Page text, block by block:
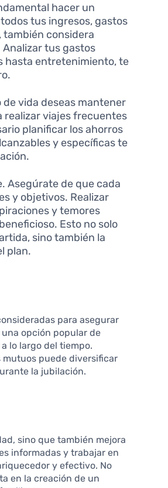
hacer un
tus ingresos, gastos
también considera
tus gastos
hasta entretenimiento, te
vida deseas mantener
realizar viajes frecuentes
planificar los ahorros
y específicas te
Asegúrate de que cada
y objetivos. Realizar
y temores
Esto no solo
sino también la
plan.
para asegurar
opción popular de
lo largo del tiempo.
mutuos puede diversificar
la jubilación.
sino que también mejora
informadas y trabajar en
y efectivo. No
en la creación de un